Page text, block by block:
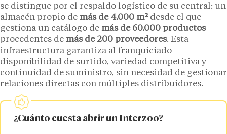
se distingue por el respaldo logístico de su central: un
almacén propio de más de 4.000 m²desde el que
gestiona un catálogo de más de 60.000 productos
procedentes de más de 200 proveedores. Esta
infraestructura garantiza al franquiciado
disponibilidad de surtido, variedad competitiva y
continuidad de suministro, sin necesidad de gestionar
relaciones directas con múltiples distribuidores.
¿Cuánto cuesta abrir un Interzoo?